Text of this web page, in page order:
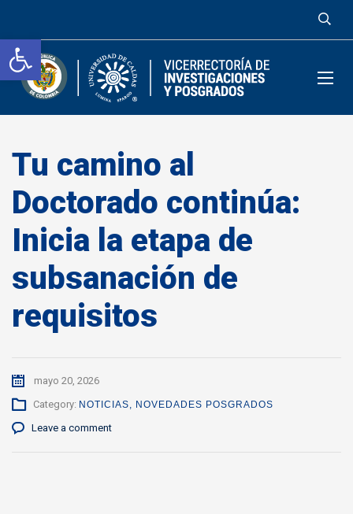
Abrir barra de herramientas
Tu camino al
Doctorado continúa:
Inicia la etapa de
subsanación de
requisitos
mayo 20, 2026
Category: NOTICIAS, NOVEDADES POSGRADOS
Leave a comment